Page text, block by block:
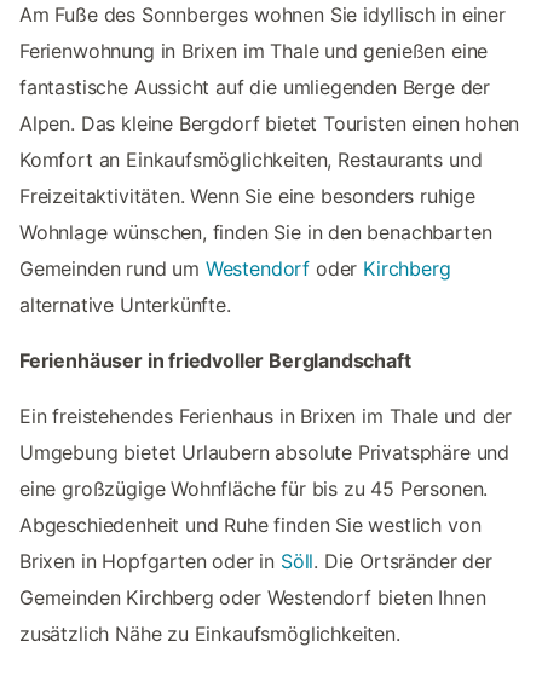
Am Fuße des Sonnberges wohnen Sie idyllisch in einer
Ferienwohnung in Brixen im Thale und genießen eine
fantastische Aussicht auf die umliegenden Berge der
Alpen. Das kleine Bergdorf bietet Touristen einen hohen
Komfort an Einkaufsmöglichkeiten, Restaurants und
Freizeitaktivitäten. Wenn Sie eine besonders ruhige
Wohnlage wünschen, finden Sie in den benachbarten
Gemeinden rund um Westendorf oder Kirchberg
alternative Unterkünfte.
Ferienhäuser in friedvoller Berglandschaft
Ein freistehendes Ferienhaus in Brixen im Thale und der
Umgebung bietet Urlaubern absolute Privatsphäre und
eine großzügige Wohnfläche für bis zu 45 Personen.
Abgeschiedenheit und Ruhe finden Sie westlich von
Brixen in Hopfgarten oder in Söll. Die Ortsränder der
Gemeinden Kirchberg oder Westendorf bieten Ihnen
zusätzlich Nähe zu Einkaufsmöglichkeiten.